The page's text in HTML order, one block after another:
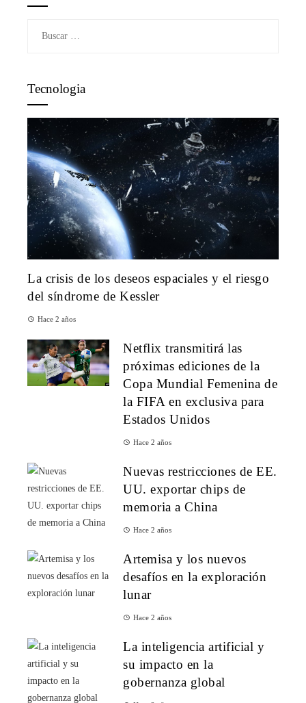
Tecnologia
La crisis de los deseos espaciales y el riesgo
del síndrome de Kessler
Hace 2 años
Netflix transmitirá las
próximas ediciones de la
Copa Mundial Femenina de
la FIFA en exclusiva para
Estados Unidos
Hace 2 años
Nuevas restricciones de EE.
UU. exportar chips de
memoria a China
Hace 2 años
Artemisa y los nuevos
desafíos en la exploración
lunar
Hace 2 años
La inteligencia artificial y
su impacto en la
gobernanza global